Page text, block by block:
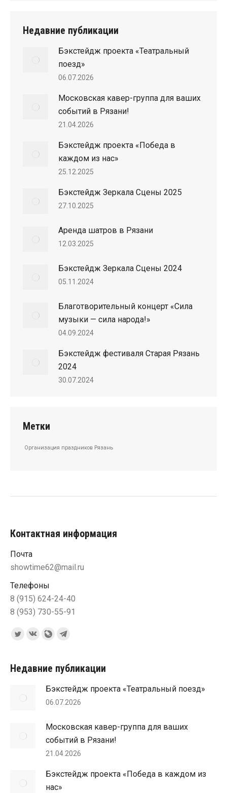
Недавние публикации
Бэкстейдж проекта «Театральный
поезд»
06.07.2026
Московская кавер-группа для ваших
событий в Рязани!
21.04.2026
Бэкстейдж проекта «Победа в
каждом из нас»
25.12.2025
Бэкстейдж Зеркала Сцены 2025
27.10.2025
Аренда шатров в Рязани
12.03.2025
Бэкстейдж Зеркала Сцены 2024
05.11.2024
Благотворительный концерт «Сила
музыки — сила народа!»
04.09.2024
Бэкстейдж фестиваля Старая Рязань
2024
30.07.2024
Метки
Организация праздников Рязань
Контактная информация
Почта
showtime62@mail.ru
Телефоны
8 (915) 624-24-40
8 (953) 730-55-91
Ищите нас:
Страница
открывается
новом
Страница
открывается
новом
окне
Страница
Livejournal
в
новом
Страница
открывается
новом
окне
Недавние публикации
Бэкстейдж проекта «Театральный поезд»
06.07.2026
Московская кавер-группа для ваших
событий в Рязани!
21.04.2026
Бэкстейдж проекта «Победа в каждом из
нас»